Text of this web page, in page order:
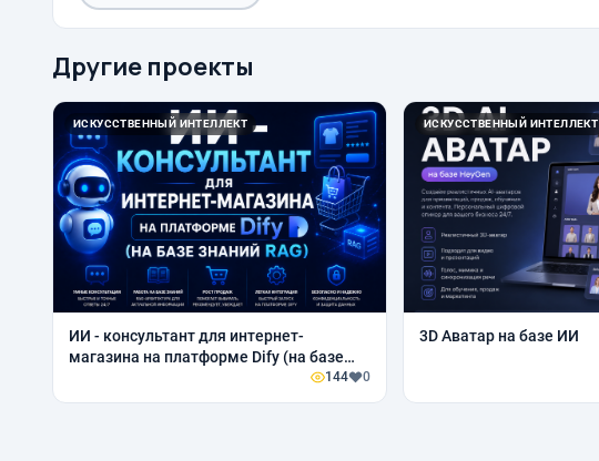
Другие проекты
ИСКУССТВЕННЫЙ ИНТЕЛЛЕКТ
ИИ - консультант для интернет-
магазина на платформе Dify (на базе
144 0
ИСКУССТВЕННЫЙ ИНТЕЛЛЕКТ
3D Аватар на базе ИИ